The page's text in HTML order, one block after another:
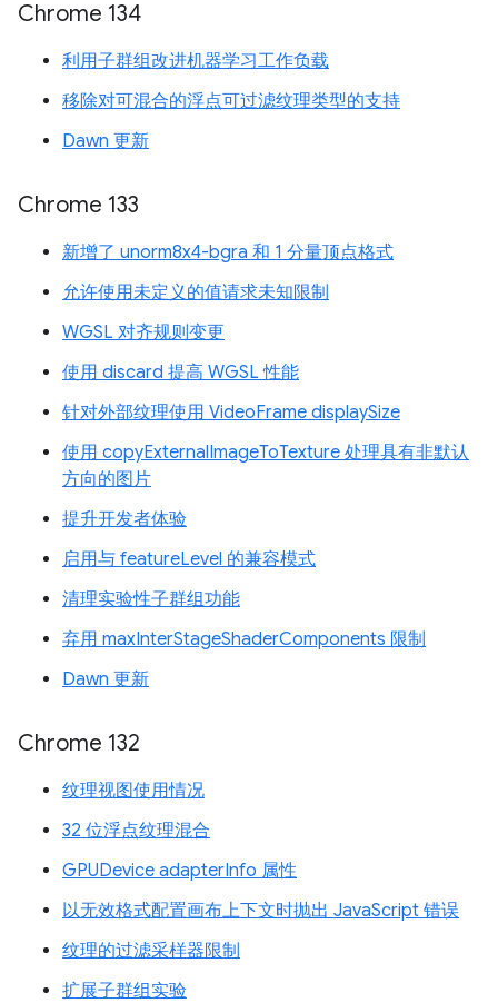
Chrome 134
利用子群组改进机器学习工作负载
移除对可混合的浮点可过滤纹理类型的支持
Dawn 更新
Chrome 133
新增了 unorm8x4-bgra 和 1 分量顶点格式
允许使用未定义的值请求未知限制
WGSL 对齐规则变更
使用 discard 提高 WGSL 性能
针对外部纹理使用 VideoFrame displaySize
使用 copyExternalImageToTexture 处理具有非默认
方向的图片
提升开发者体验
启用与 featureLevel 的兼容模式
清理实验性子群组功能
弃用 maxInterStageShaderComponents 限制
Dawn 更新
Chrome 132
纹理视图使用情况
32 位浮点纹理混合
GPUDevice adapterInfo 属性
以无效格式配置画布上下文时抛出 JavaScript 错误
纹理的过滤采样器限制
扩展子群组实验